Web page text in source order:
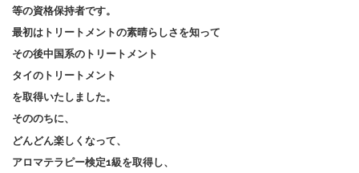
等の資格保持者です。
最初はトリートメントの素晴らしさを知って
その後中国系のトリートメント
タイのトリートメント
を取得いたしました。
そののちに、
どんどん楽しくなって、
アロマテラピー検定1級を取得し、